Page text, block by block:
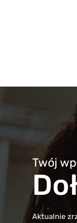
Twój
Aktualnie